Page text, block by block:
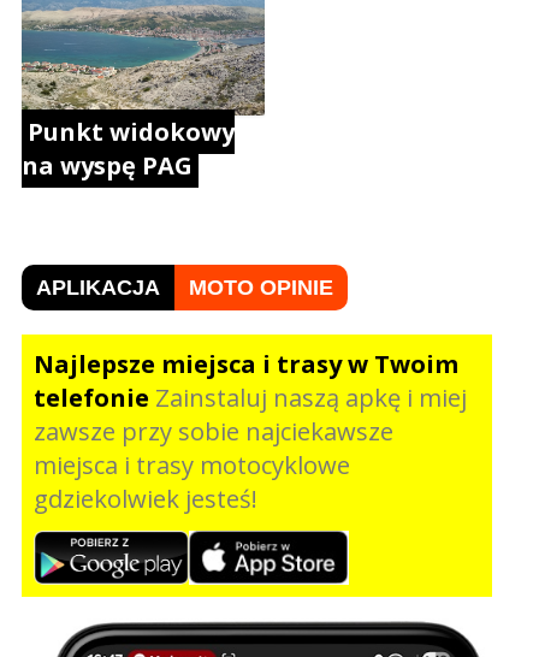
Punkt widokowy
na wyspę PAG
APLIKACJA MOTO OPINIE
Najlepsze miejsca i trasy w Twoim
telefonie Zainstaluj naszą apkę i miej
zawsze przy sobie najciekawsze
miejsca i trasy motocyklowe
gdziekolwiek jesteś!